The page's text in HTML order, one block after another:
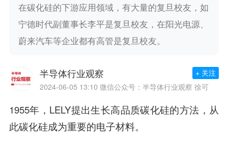
在碳化硅的下游应用领域，有大量的复旦校友，如
宁德时代副董事长李平是复旦校友，在阳光电源、
蔚来汽车等企业都有高管是复旦校友。
半导体行业观察
2024-06-05 13:10 微信公众号：半导体行业观察 徐可
+ 关注
1955年，LELY提出生长高品质碳化硅的方法，从
此碳化硅成为重要的电子材料。